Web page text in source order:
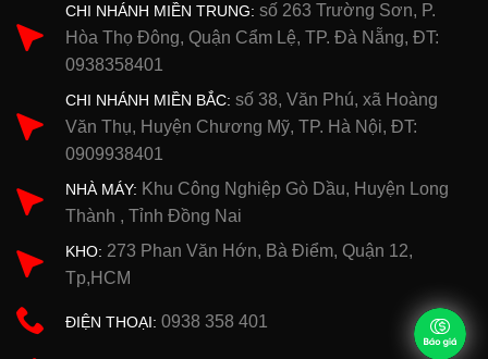
CHI NHÁNH MIỀN TRUNG: số 263 Trường Sơn, P.
Hòa Thọ Đông, Quận Cẩm Lệ, TP. Đà Nẵng, ĐT:
0938358401
CHI NHÁNH MIỀN BẮC: số 38, Văn Phú, xã Hoàng
Văn Thụ, Huyện Chương Mỹ, TP. Hà Nội, ĐT:
0909938401
NHÀ MÁY: Khu Công Nghiệp Gò Dầu, Huyện Long
Thành , Tỉnh Đồng Nai
KHO: 273 Phan Văn Hớn, Bà Điểm, Quận 12,
Tp,HCM
ĐIỆN THOẠI: 0938 358 401